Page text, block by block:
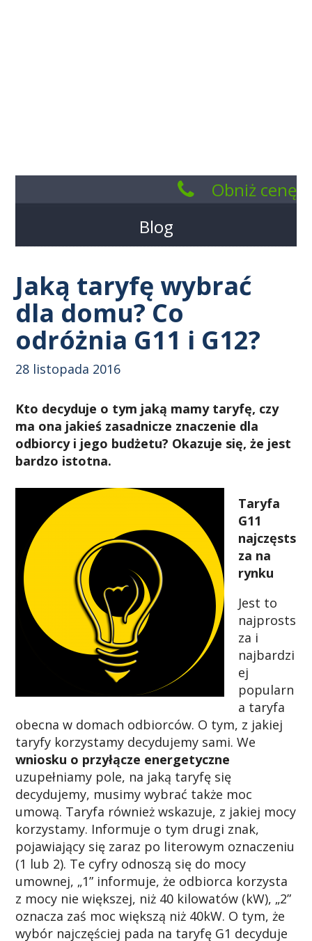
Obniż cenę
801
005
185
Blog
Jaką taryfę wybrać
dla domu? Co
odróżnia G11 i G12?
28 listopada 2016
Kto decyduje o tym jaką mamy taryfę, czy
ma ona jakieś zasadnicze znaczenie dla
odbiorcy i jego budżetu? Okazuje się, że jest
bardzo istotna.
Taryfa
G11
najczęsts
za na
rynku
Jest to
najprosts
za i
najbardzi
ej
popularn
a taryfa
obecna w domach odbiorców. O tym, z jakiej
taryfy korzystamy decydujemy sami. We
wniosku o przyłącze energetyczne
uzupełniamy pole, na jaką taryfę się
decydujemy, musimy wybrać także moc
umową. Taryfa również wskazuje, z jakiej mocy
korzystamy. Informuje o tym drugi znak,
pojawiający się zaraz po literowym oznaczeniu
(1 lub 2). Te cyfry odnoszą się do mocy
umownej, „1” informuje, że odbiorca korzysta
z mocy nie większej, niż 40 kilowatów (kW), „2”
oznacza zaś moc większą niż 40kW. O tym, że
wybór najczęściej pada na taryfę G1 decyduje